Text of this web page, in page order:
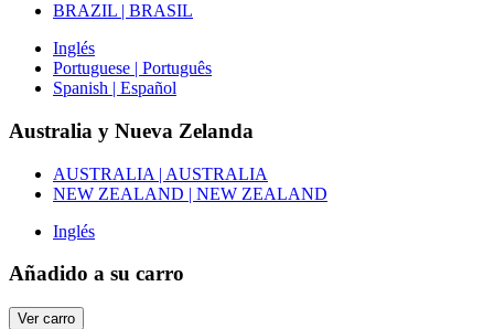
BRAZIL | BRASIL
Inglés
Portuguese | Português
Spanish | Español
Australia y Nueva Zelanda
AUSTRALIA | AUSTRALIA
NEW ZEALAND | NEW ZEALAND
Inglés
Añadido a su carro
Ver carro